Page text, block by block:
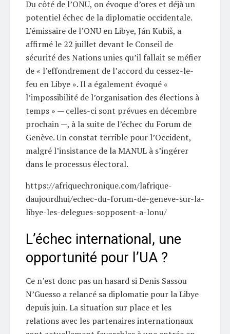
Du côté de l’ONU, on évoque d’ores et déjà un
potentiel échec de la diplomatie occidentale.
L’émissaire de l’ONU en Libye, Ján Kubiš, a
affirmé le 22 juillet devant le Conseil de
sécurité des Nations unies qu’il fallait se méfier
de « l’effondrement de l’accord du cessez-le-
feu en Libye ». Il a également évoqué «
l’impossibilité de l’organisation des élections à
temps » — celles-ci sont prévues en décembre
prochain —, à la suite de l’échec du Forum de
Genève. Un constat terrible pour l’Occident,
malgré l’insistance de la MANUL à s’ingérer
dans le processus électoral.
https://afriquechronique.com/lafrique-
daujourdhui/echec-du-forum-de-geneve-sur-la-
libye-les-delegues-sopposent-a-lonu/
L’échec international, une
opportunité pour l’UA ?
Ce n’est donc pas un hasard si Denis Sassou
N’Guesso a relancé sa diplomatie pour la Libye
depuis juin. La situation sur place et les
relations avec les partenaires internationaux